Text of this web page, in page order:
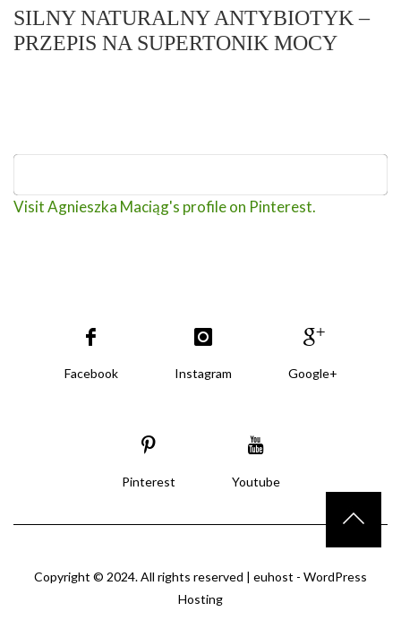
SILNY NATURALNY ANTYBIOTYK –
PRZEPIS NA SUPERTONIK MOCY
Visit Agnieszka Maciąg's profile on Pinterest.
Facebook Instagram Google+
Pinterest Youtube
Copyright © 2024. All rights reserved | euhost - WordPress
Hosting